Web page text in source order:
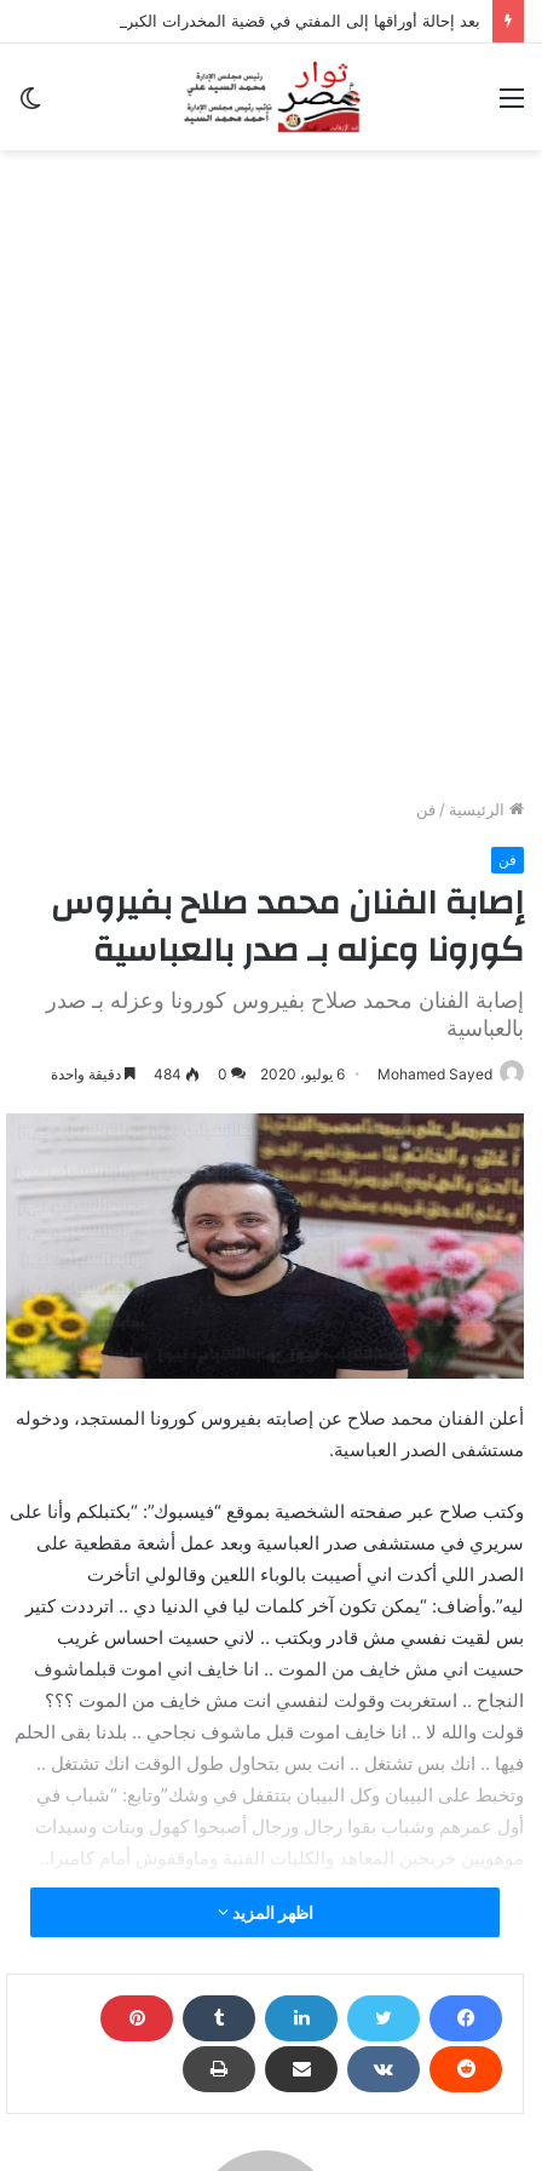
القائمة
الرئيسية / فن
فن
إصابة الفنان محمد صلاح بفيروس
كورونا وعزله بـ صدر بالعباسية
إصابة الفنان محمد صلاح بفيروس كورونا وعزله بـ صدر
بالعباسية
Mohamed Sayed 6 يوليو، 2020 0
484 دقيقة واحدة
أعلن الفنان محمد صلاح عن إصابته بفيروس كورونا المستجد، ودخوله
مستشفى الصدر العباسية.
وكتب صلاح عبر صفحته الشخصية بموقع “فيسبوك”: “بكتبلكم وأنا على
سريري في مستشفى صدر العباسية وبعد عمل أشعة مقطعية على
الصدر اللي أكدت اني أصيبت بالوباء اللعين وقالولي اتأخرت
ليه”.وأضاف: “يمكن تكون آخر كلمات ليا في الدنيا دي .. اترددت كتير
بس لقيت نفسي مش قادر وبكتب .. لاني حسيت احساس غريب
حسيت اني مش خايف من الموت .. انا خايف اني اموت قبلماشوف
النجاح .. استغربت وقولت لنفسي انت مش خايف من الموت ؟؟؟
قولت والله لا .. انا خايف اموت قبل ماشوف نجاحي .. بلدنا بقى الحلم
فيها .. انك بس تشتغل .. انت بس بتحاول طول الوقت انك تشتغل ..
وتخبط على البيبان وكل البيبان بتتقفل في وشك”وتابع: “شباب في
أول عمرهم وشباب بقوا رجال ورجال أصبحوا كهول وبنات وسيدات
موهوبين خريجين المعاهد والكليات الفنية وماوقفوش أمام كاميرا..
واللي هاجر واللي اكتأب واللي انتحر.. اجمل مافي الوجود الحلم
والطموح واقبح مافي الوجود عدم تحقيق الحلم أو الطموح ده”.
إصابة الفنان محمد صلاح بفيروس كورونا وعزله بـ صدر
بالعباسية
اظهر المزيد